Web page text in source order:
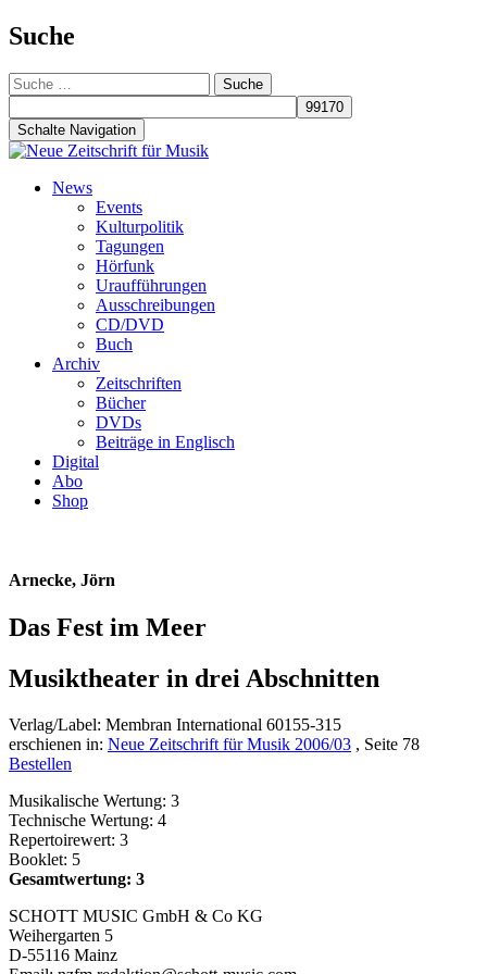
Suche
Suche
nach:
Schalte Navigation
Zum
News
Events
Kulturpolitik
Tagungen
Hörfunk
Uraufführungen
Ausschreibungen
CD/DVD
Buch
Archiv
Zeitschriften
Bücher
DVDs
Beiträge in Englisch
Digital
Abo
Shop
Arnecke, Jörn
Das Fest im Meer
Musiktheater in drei Abschnitten
Verlag/Label: Membran International 60155-315
erschienen in: Neue Zeitschrift für Musik 2006/03 , Seite 78
Bestellen
Musikalische Wertung: 3
Technische Wertung: 4
Repertoirewert: 3
Booklet: 5
Gesamtwertung: 3
SCHOTT MUSIC GmbH & Co KG
Weihergarten 5
D-55116 Mainz